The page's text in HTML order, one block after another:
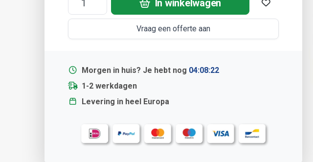
In winkelwagen
Vraag een offerte aan
Morgen in huis? Je hebt nog 04:08:22
1-2 werkdagen
Levering in heel Europa